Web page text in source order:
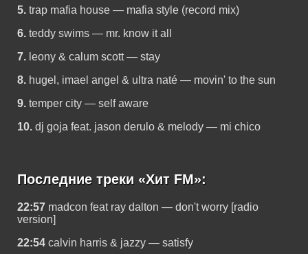
5. trap mafia house — mafia style (record mix)
6. teddy swims — mr. know it all
7. leony & calum scott — stay
8. hugel, imael angel & ultra naté — movin' to the sun
9. temper city — self aware
10. dj goja feat. jason derulo & melody — mi chico
Последние треки «Хит FM»:
22:57 madcon feat ray dalton — don't worry [radio
version]
22:54 calvin harris & jazzy — satisfy